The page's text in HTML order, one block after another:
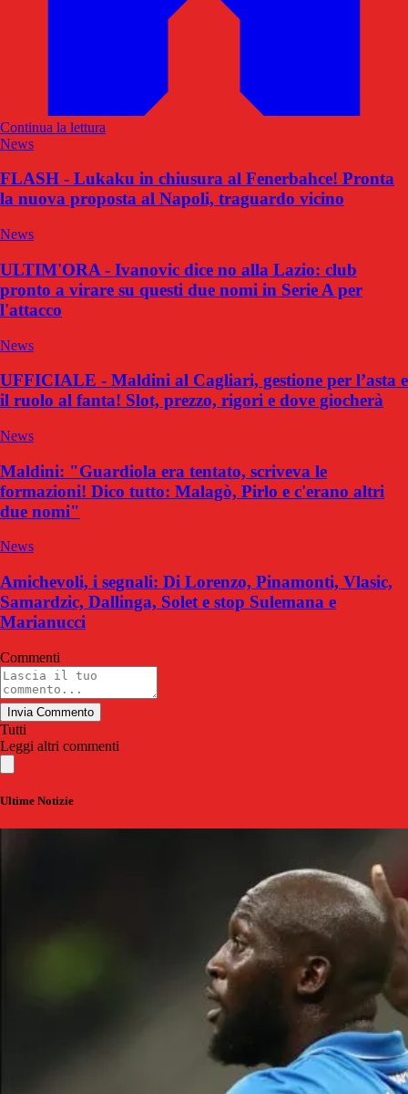
Continua la lettura
News
FLASH - Lukaku in chiusura al Fenerbahce! Pronta
la nuova proposta al Napoli, traguardo vicino
News
ULTIM'ORA - Ivanovic dice no alla Lazio: club
pronto a virare su questi due nomi in Serie A per
l'attacco
News
UFFICIALE - Maldini al Cagliari, gestione per l’asta e
il ruolo al fanta! Slot, prezzo, rigori e dove giocherà
News
Maldini: "Guardiola era tentato, scriveva le
formazioni! Dico tutto: Malagò, Pirlo e c'erano altri
due nomi"
News
Amichevoli, i segnali: Di Lorenzo, Pinamonti, Vlasic,
Samardzic, Dallinga, Solet e stop Sulemana e
Marianucci
Commenti
Invia Commento
Tutti
Leggi altri commenti
Ultime Notizie